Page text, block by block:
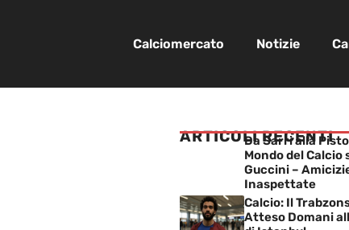
Calciomercato Notizie
ARTICOLI RECENTI
Da Sarri alla
Mondo del
Guccini –
Inaspettate
Calcio: Il
Atteso Domani